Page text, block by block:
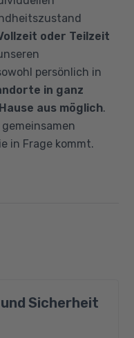
oder Teilzeit
persönlich in
in ganz
aus möglich.
in Frage kommt.
Sicherheit